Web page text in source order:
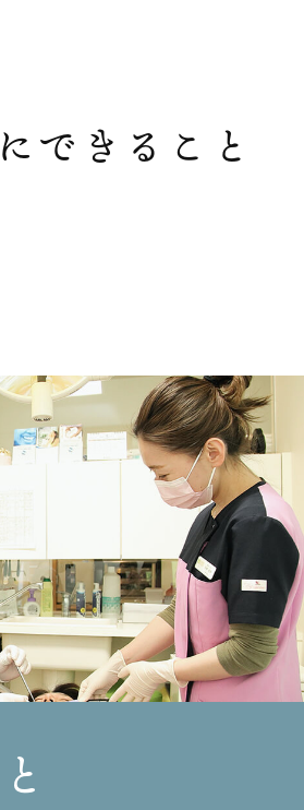
とうございました。これか
木）まで休診となります。
ます。
ューアルしました。
〜！！
できること